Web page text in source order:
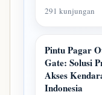
291 kunjungan
Pintu Pagar
Gate: Solusi
Akses
Indonesia